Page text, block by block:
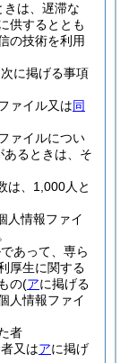
は、遅滞な
供するととも
の技術を利用
に掲げる事項
ァイル又は同
ァイルについ
あるときは、そ
は、1,000人と
人情報ファイ
あって、専ら
厚生に関する
の(アに掲げる
人情報ファイ
者
又はアに掲げ